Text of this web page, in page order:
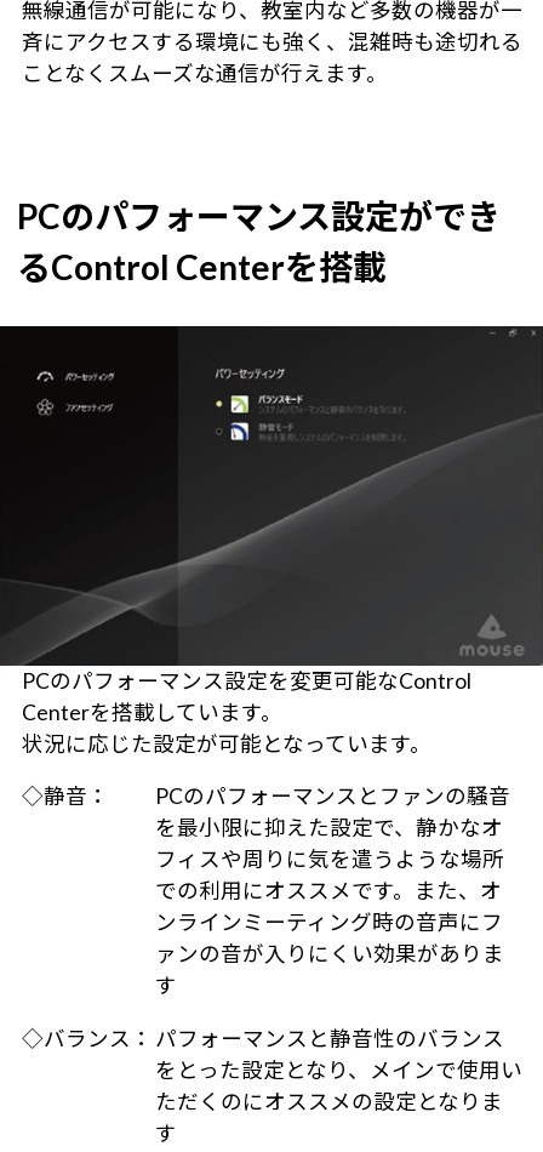
無線通信が可能になり、教室内など多数の機器が一
斉にアクセスする環境にも強く、混雑時も途切れる
ことなくスムーズな通信が行えます。
PCのパフォーマンス設定ができ
るControl Centerを搭載
PCのパフォーマンス設定を変更可能なControl
Centerを搭載しています。
状況に応じた設定が可能となっています。
◇静音：
PCのパフォーマンスとファンの騒音
を最小限に抑えた設定で、静かなオ
フィスや周りに気を遣うような場所
での利用にオススメです。また、オ
ンラインミーティング時の音声にフ
ァンの音が入りにくい効果がありま
す
◇バランス： パフォーマンスと静音性のバランス
をとった設定となり、メインで使用い
ただくのにオススメの設定となりま
す